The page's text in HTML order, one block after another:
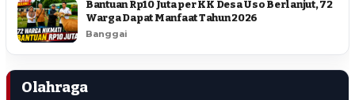
Bantuan Rp10 Juta per KK Desa Uso Berlanjut, 72
Warga Dapat Manfaat Tahun 2026
Banggai
Olahraga